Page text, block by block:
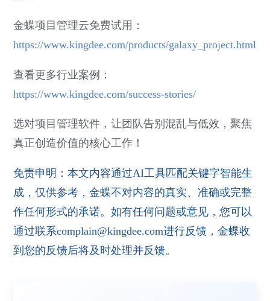
金蝶项目管理云免费试用：
https://www.kingdee.com/products/galaxy_project.html
查看更多行业案例：
https://www.kingdee.com/success-stories/
选对项目管理软件，让团队告别混乱与低效，聚焦
真正创造价值的核心工作！
免责申明：本文内容通过AI工具匹配关键字智能生
成，仅供参考，金蝶不对内容的真实、准确或完整
作任何形式的承诺。如有任何问题或意见，您可以
通过联系complain@kingdee.com进行反馈，金蝶收
到您的反馈后将及时处理并反馈。